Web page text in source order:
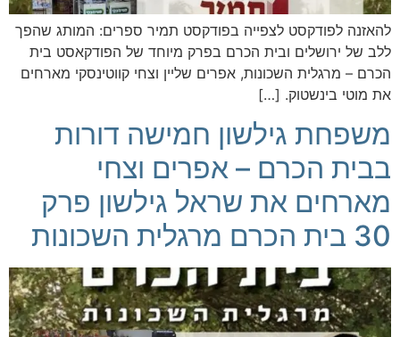
להאזנה לפודקסט לצפייה בפודקסט תמיר ספרים: המותג שהפך
ללב של ירושלים ובית הכרם בפרק מיוחד של הפודקאסט בית
הכרם – מרגלית השכונות, אפרים שליין וצחי קווטינסקי מארחים
את מוטי בינשטוק. […]
משפחת גילשון חמישה דורות
בבית הכרם – אפרים וצחי
מארחים את שראל גילשון פרק
30 בית הכרם מרגלית השכונות